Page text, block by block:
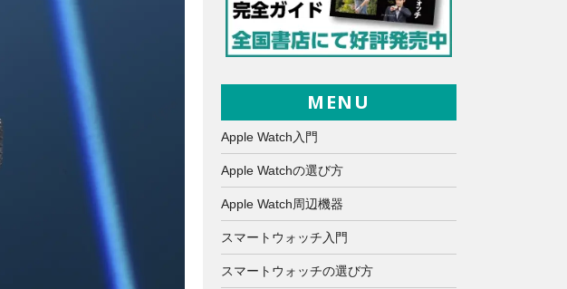
MENU
Apple Watch入門
Apple Watchの選び方
Apple Watch周辺機器
スマートウォッチ入門
スマートウォッチの選び方